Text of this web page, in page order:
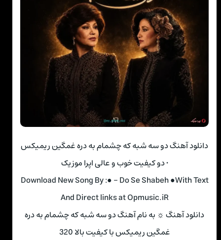
دانلود آهنگ دو سه شبه که چشمام به دره غمگین ریمیکس
• دو کیفیت خوب و عالی اپرا موزیک
Download New Song By :● – Do Se Shabeh ●With Text
And Direct links at Opmusic.iR
دانلود آهنگ ☼ به نام آهنگ دو سه شبه که چشمام به دره
غمگین ریمیکس با کیفیت بالا 320